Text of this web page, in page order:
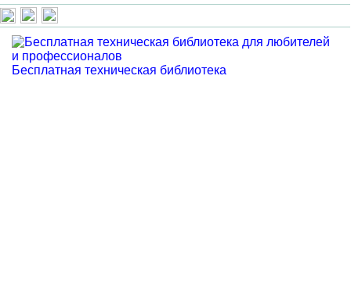
Бесплатная техническая библиотека